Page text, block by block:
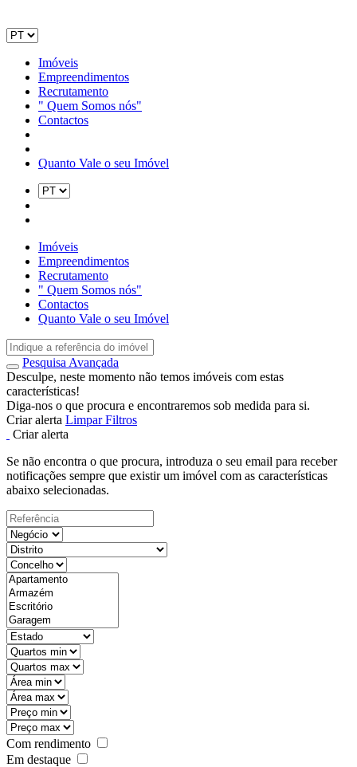
Imóveis
Empreendimentos
Recrutamento
" Quem Somos nós"
Contactos
Quanto Vale o seu Imóvel
Imóveis
Empreendimentos
Recrutamento
" Quem Somos nós"
Contactos
Quanto Vale o seu Imóvel
Pesquisa Avançada
Desculpe, neste momento não temos imóveis com estas
características!
Diga-nos o que procura e encontraremos sob medida para si.
Criar alerta Limpar Filtros
Criar alerta
Se não encontra o que procura, introduza o seu email para receber
notificações sempre que existir um imóvel com as características
abaixo selecionadas.
Com rendimento
Em destaque